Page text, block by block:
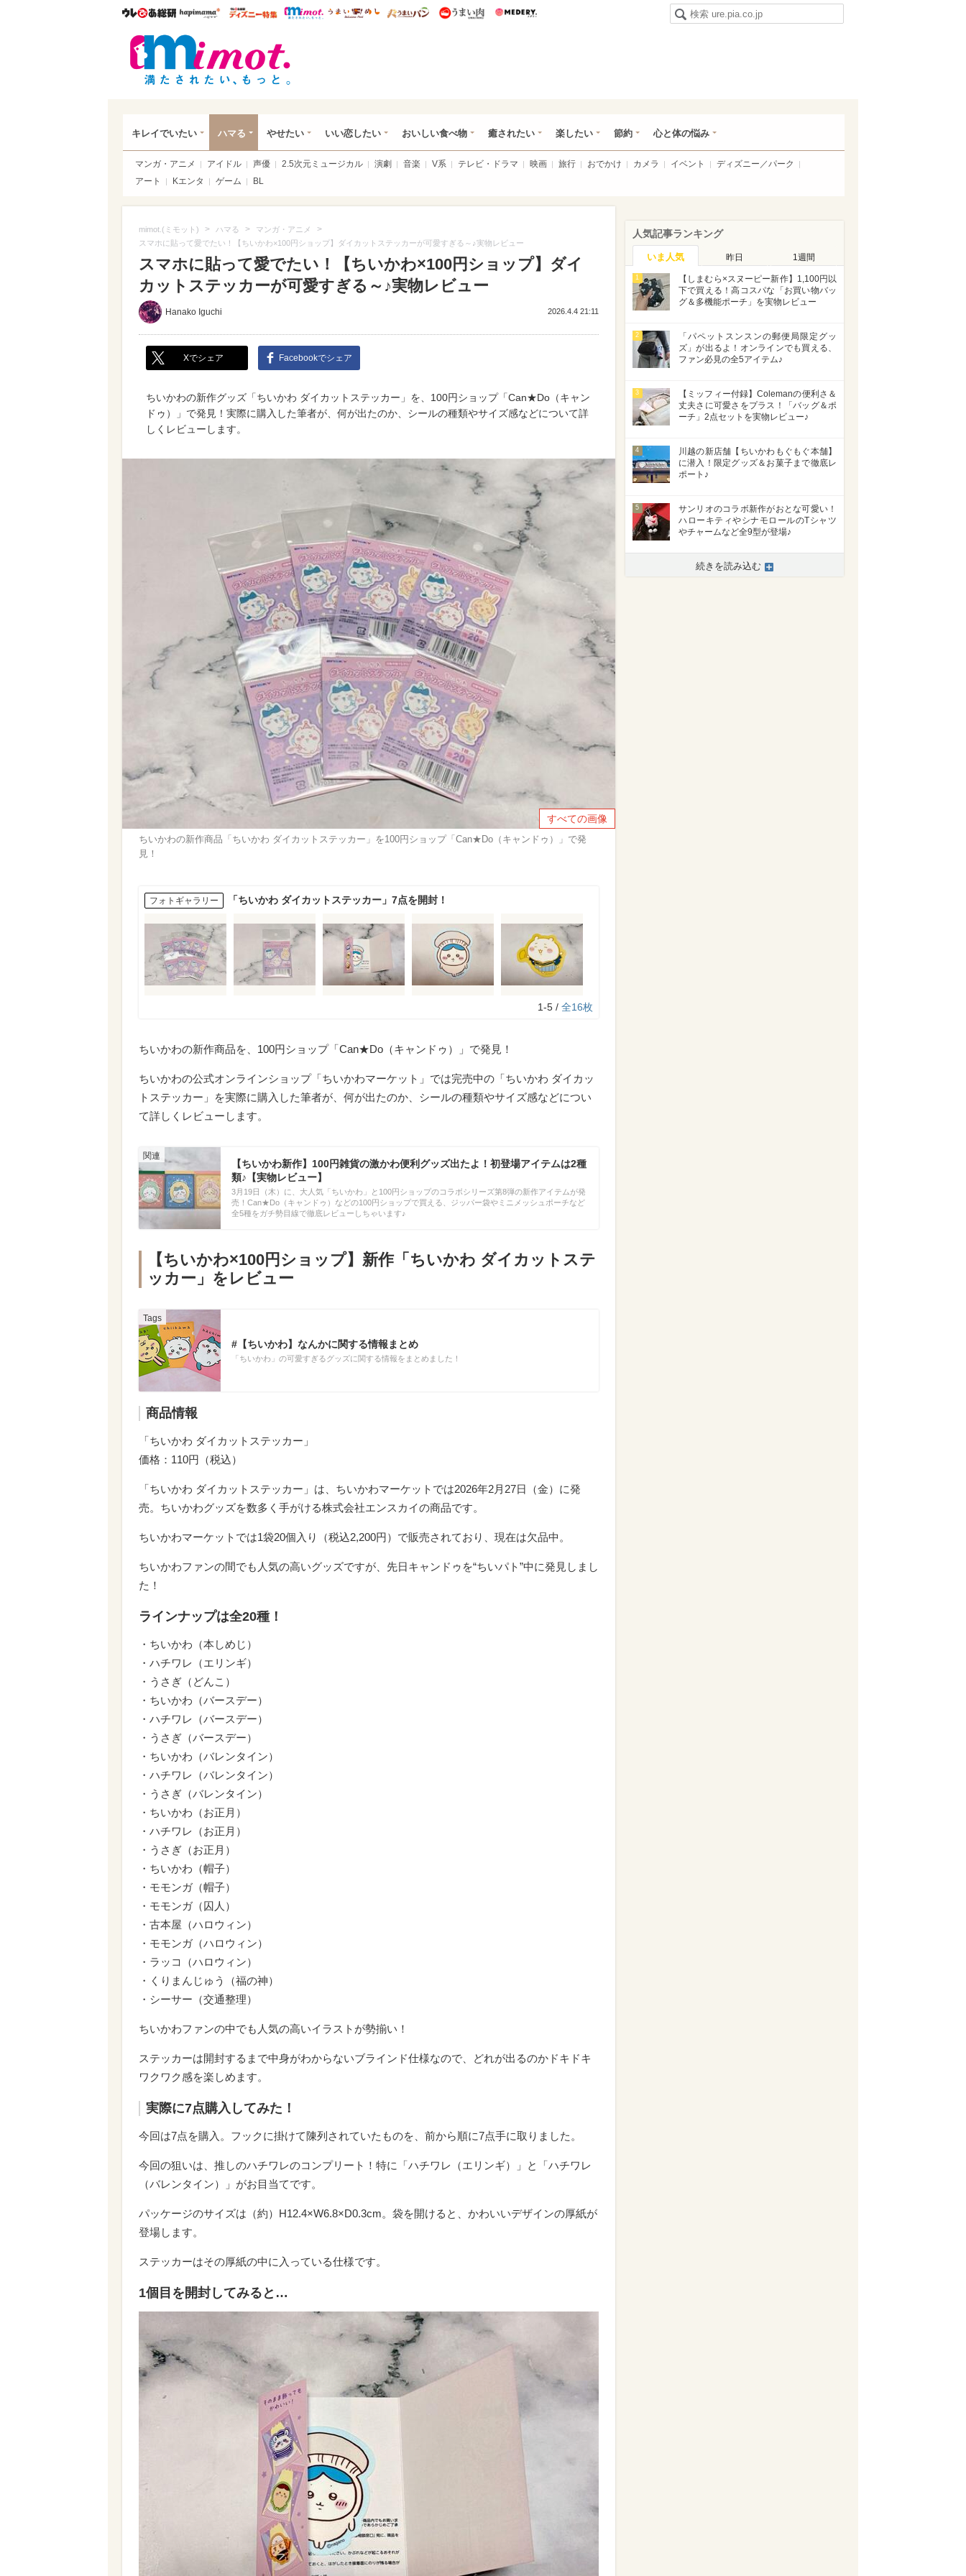
ウレぴあ総研ハピママ* ウレぴあ総研 ディズニー特集
mimot. うまいめし うまいパン うまい肉
キレイでいたい ハマる やせたい いい恋したい おいしい食べ物 癒されたい 楽したい 節約 心と体の悩み
マンガ・アニメ アイドル 声優 2.5次元ミュージカル 演劇 音楽 V系 テレビ・ドラマ 映画 旅行 おでかけ カメラ イベント
ディズニー／パーク
アート
Kエンタ ゲーム BL
mimot.(ミモット) > ハマる > マンガ・アニメ >
スマホに貼って愛でたい！【ちいかわ×100円ショップ】ダイカットステッカーが可愛すぎる～♪実物レビュー
スマホに貼って愛でたい！【ちいかわ×100円ショップ】ダイ
カットステッカーが可愛すぎる～♪実物レビュー
Hanako Iguchi 2026.4.4 21:11
Xでシェア Facebookでシェア
ちいかわの新作グッズ「ちいかわ ダイカットステッカー」を、100円ショップ「Can★Do（キャン
ドゥ）」で発見！実際に購入した筆者が、何が出たのか、シールの種類やサイズ感などについて詳
しくレビューします。
すべての画像
ちいかわの新作商品「ちいかわ ダイカットステッカー」を100円ショップ「Can★Do（キャンドゥ）」で発
見！
フォトギャラリー 「ちいかわ ダイカットステッカー」7点を開封！
1-5 / 全16枚
ちいかわの新作商品を、100円ショップ「Can★Do（キャンドゥ）」で発見！
ちいかわの公式オンラインショップ「ちいかわマーケット」では完売中の「ちいかわ ダイカッ
トステッカー」を実際に購入した筆者が、何が出たのか、シールの種類やサイズ感などについ
て詳しくレビューします。
【ちいかわ新作】100円雑貨の激かわ便利グッズ出たよ！初登場アイテムは2種
類♪【実物レビュー】
3月19日（木）に、大人気「ちいかわ」と100円ショップのコラボシリーズ第8弾の新作アイテムが発
売！Can★Do（キャンドゥ）などの100円ショップで買える、ジッパー袋やミニメッシュポーチなど
全5種をガチ勢目線で徹底レビューしちゃいます♪
【ちいかわ×100円ショップ】新作「ちいかわ ダイカットステ
ッカー」をレビュー
#【ちいかわ】なんかに関する情報まとめ
「ちいかわ」の可愛すぎるグッズに関する情報をまとめました！
商品情報
「ちいかわ ダイカットステッカー」
価格：110円（税込）
「ちいかわ ダイカットステッカー」は、ちいかわマーケットでは2026年2月27日（金）に発
売。ちいかわグッズを数多く手がける株式会社エンスカイの商品です。
ちいかわマーケットでは1袋20個入り（税込2,200円）で販売されており、現在は欠品中。
ちいかわファンの間でも人気の高いグッズですが、先日キャンドゥを“ちいパト”中に発見しまし
た！
ラインナップは全20種！
・ちいかわ（本しめじ）
・ハチワレ（エリンギ）
・うさぎ（どんこ）
・ちいかわ（バースデー）
・ハチワレ（バースデー）
・うさぎ（バースデー）
・ちいかわ（バレンタイン）
・ハチワレ（バレンタイン）
・うさぎ（バレンタイン）
・ちいかわ（お正月）
・ハチワレ（お正月）
・うさぎ（お正月）
・ちいかわ（帽子）
・モモンガ（帽子）
・モモンガ（囚人）
・古本屋（ハロウィン）
・モモンガ（ハロウィン）
・ラッコ（ハロウィン）
・くりまんじゅう（福の神）
・シーサー（交通整理）
ちいかわファンの中でも人気の高いイラストが勢揃い！
ステッカーは開封するまで中身がわからないブラインド仕様なので、どれが出るのかドキドキ
ワクワク感を楽しめます。
実際に7点購入してみた！
今回は7点を購入。フックに掛けて陳列されていたものを、前から順に7点手に取りました。
今回の狙いは、推しのハチワレのコンプリート！特に「ハチワレ（エリンギ）」と「ハチワレ
（バレンタイン）」がお目当てです。
パッケージのサイズは（約）H12.4×W6.8×D0.3cm。袋を開けると、かわいいデザインの厚紙が
登場します。
ステッカーはその厚紙の中に入っている仕様です。
1個目を開封してみると…
人気記事ランキング
いま人気 昨日 1週間
1
【しまむら×スヌーピー新作】1,100円以
下で買える！高コスパな「お買い物バッ
グ＆多機能ポーチ」を実物レビュー
2
「パペットスンスンの郵便局限定グッ
ズ」が出るよ！オンラインでも買える、
ファン必見の全5アイテム♪
3
【ミッフィー付録】Colemanの便利さ＆
丈夫さに可愛さをプラス！「バッグ＆ポ
ーチ」2点セットを実物レビュー♪
4
川越の新店舗【ちいかわもぐもぐ本舗】
に潜入！限定グッズ＆お菓子まで徹底レ
ポート♪
5
サンリオのコラボ新作がおとな可愛い！
ハローキティやシナモロールのTシャツ
やチャームなど全9型が登場♪
続きを読み込む